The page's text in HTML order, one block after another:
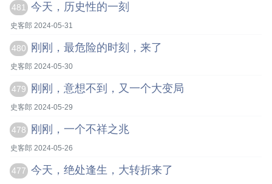
481 今天，历史性的一刻
史客郎 2024-05-31
480 刚刚，最危险的时刻，来了
史客郎 2024-05-30
479 刚刚，意想不到，又一个大变局
史客郎 2024-05-29
478 刚刚，一个不祥之兆
史客郎 2024-05-26
477 今天，绝处逢生，大转折来了